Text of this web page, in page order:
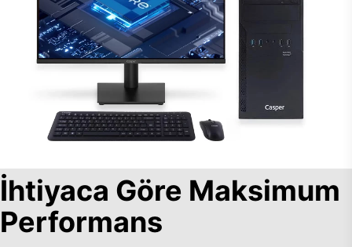
İhtiyaca Göre Maksimum
Performans